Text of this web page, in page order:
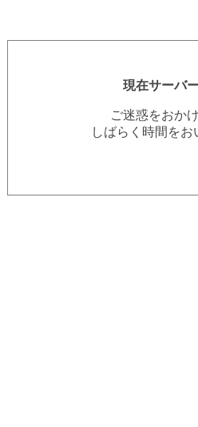
現在サーバ
ご迷惑をおか
しばらく時間を